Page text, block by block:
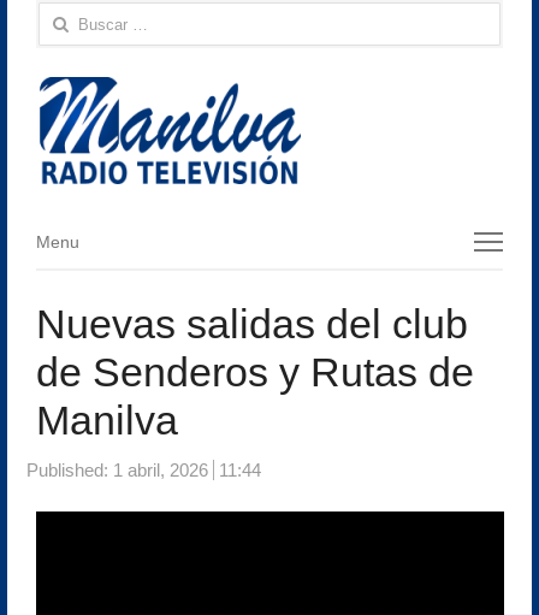
Buscar:
Menu
Menu
Nuevas salidas del club
de Senderos y Rutas de
Manilva
Published: 1 abril, 2026 11:44